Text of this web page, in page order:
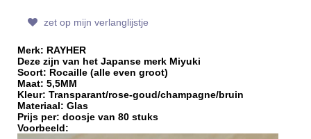
zet op mijn verlanglijstje
Merk: RAYHER
Deze zijn van het Japanse merk Miyuki
Soort: Rocaille (alle even groot)
Maat: 5,5MM
Kleur: Transparant/rose-goud/champagne/bruin
Materiaal: Glas
Prijs per: doosje van 80 stuks
Voorbeeld: